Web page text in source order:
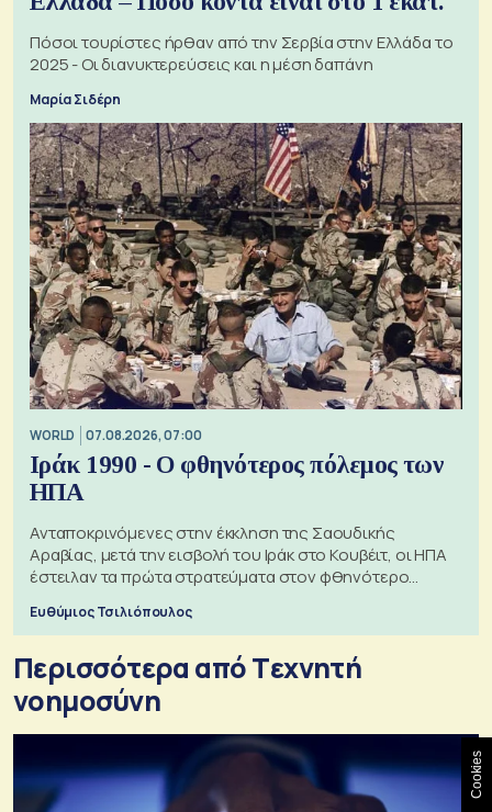
Πόσοι τουρίστες ήρθαν από την Σερβία στην Ελλάδα το
2025 - Οι διανυκτερεύσεις και η μέση δαπάνη
Μαρία Σιδέρη
WORLD 07.08.2026, 07:00
Ιράκ 1990 - Ο φθηνότερος πόλεμος των
ΗΠΑ
Ανταποκρινόμενες στην έκκληση της Σαουδικής
Αραβίας, μετά την εισβολή του Ιράκ στο Κουβέιτ, οι ΗΠΑ
έστειλαν τα πρώτα στρατεύματα στον φθηνότερο
Ευθύμιος Τσιλιόπουλος
Περισσότερα από Tεχνητή
νοημοσύνη
Cookies